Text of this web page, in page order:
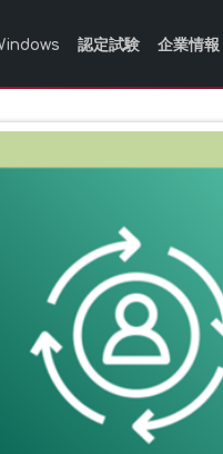
認定試験 企業情報